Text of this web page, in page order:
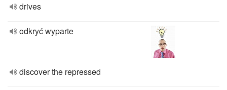
drives
odkryć wyparte
discover the repressed